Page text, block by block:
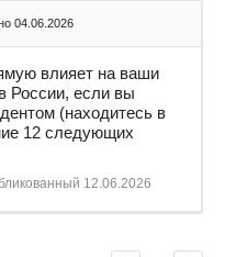
04.06.2026
влияет на ваши
России, если вы
(находитесь в
12 следующих
12.06.2026